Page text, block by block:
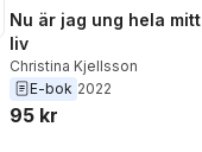
Nu är jag ung hela mitt
liv
Christina Kjellsson
E-bok 2022
95 kr